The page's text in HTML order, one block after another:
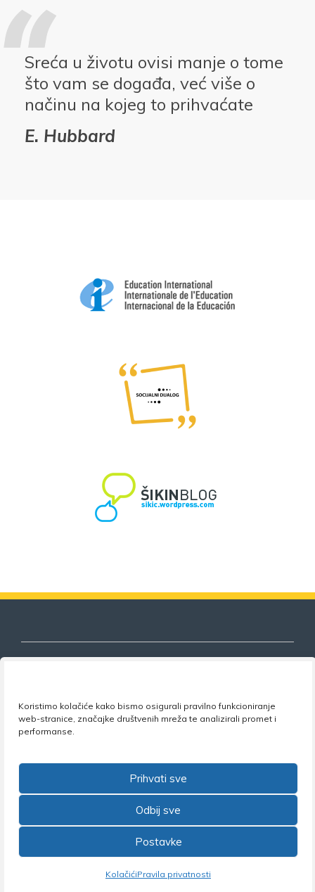
Koristimo kolačiće kako bismo osigurali pravilno funkcioniranje
web-stranice, značajke društvenih mreža te analizirali promet i
performanse.
Prihvati sve
Odbij sve
Postavke
KolačićiPravila privatnosti
Sreća u životu ovisi manje o tome
što vam se događa, već više o
načinu na kojeg to prihvaćate
E. Hubbard
Nezavisni sindikat znanosti i visokog
obrazovanja
Zagreb •Tel: +385 1 4847 337 •Email: uprava@nsz.hr
©2026 Nezavisni sindikat znanosti i visokog obrazovanja